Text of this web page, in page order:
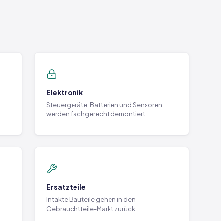
Elektronik
Steuergeräte, Batterien und Sensoren
werden fachgerecht demontiert.
Ersatzteile
Intakte Bauteile gehen in den
Gebrauchtteile-Markt zurück.